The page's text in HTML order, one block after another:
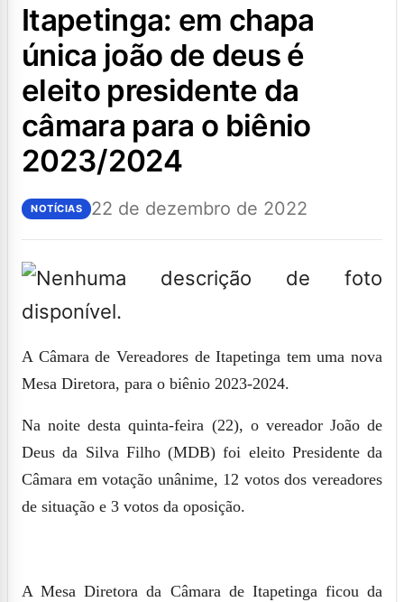
itapetinga: em chapa
única joão de deus é
eleito presidente da
câmara para o biênio
2023/2024
NOTÍCIAS 22 de dezembro de 2022
A Câmara de Vereadores de Itapetinga tem uma nova
Mesa Diretora, para o biênio 2023-2024.
Na noite desta quinta-feira (22), o vereador João de
Deus da Silva Filho(MDB) foi eleito Presidente da
Câmara em votação unânime, 12 votos dos vereadores
de situação e 3 votos da oposição.
A Mesa Diretora da Câmara de Itapetinga ficou da